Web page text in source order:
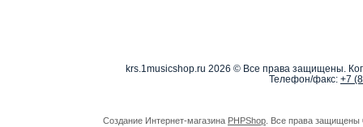
krs.1musicshop.ru 2026 © Все права защищены.
Телефон/факс: +7
Создание Интернет-магазина PHPShop . Все права защищены